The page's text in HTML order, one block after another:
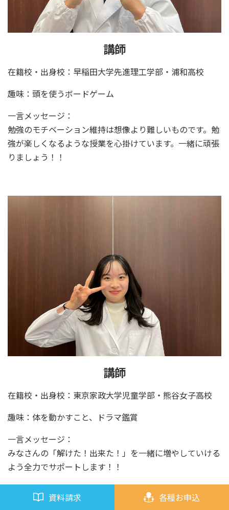
資料請求 各種お申込
講師
在籍校・出身校：早稲田大学先進理工学部・浦和高校
趣味：頭を使うボードゲーム
一言メッセージ：
勉強のモチベーション維持は想像より難しいものです。勉
強が楽しくなるような授業を心掛けています。一緒に頑張
りましょう！！
講師
在籍校・出身校：東京家政大学児童学部・熊谷女子高校
趣味：体を動かすこと、ドラマ鑑賞
一言メッセージ：
みなさんの「解けた！出来た！」を一緒に増やしていける
よう全力でサポートします！！